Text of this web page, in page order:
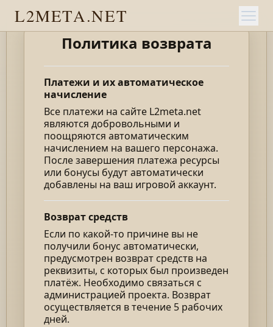
L2META.NET
Политика возврата
Платежи и их автоматическое
начисление
Все платежи на сайте L2meta.net
являются добровольными и
поощряются автоматическим
начислением на вашего персонажа.
После завершения платежа ресурсы
или бонусы будут автоматически
добавлены на ваш игровой аккаунт.
Возврат средств
Если по какой-то причине вы не
получили бонус автоматически,
предусмотрен возврат средств на
реквизиты, с которых был произведен
платёж. Необходимо связаться с
администрацией проекта. Возврат
осуществляется в течение 5 рабочих
дней.